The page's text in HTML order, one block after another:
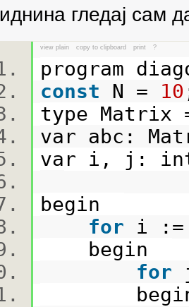
иднина гледај сам
view plain copy to clipboard print ?
program
const N = 10
type Matrix
var abc:
var i, j:
begin
for i
begin
for